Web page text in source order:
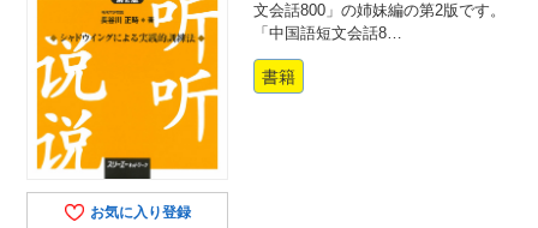
お気に入り登録
文会話800」の姉妹編の第2版です。
「中国語短文会話8…
書籍